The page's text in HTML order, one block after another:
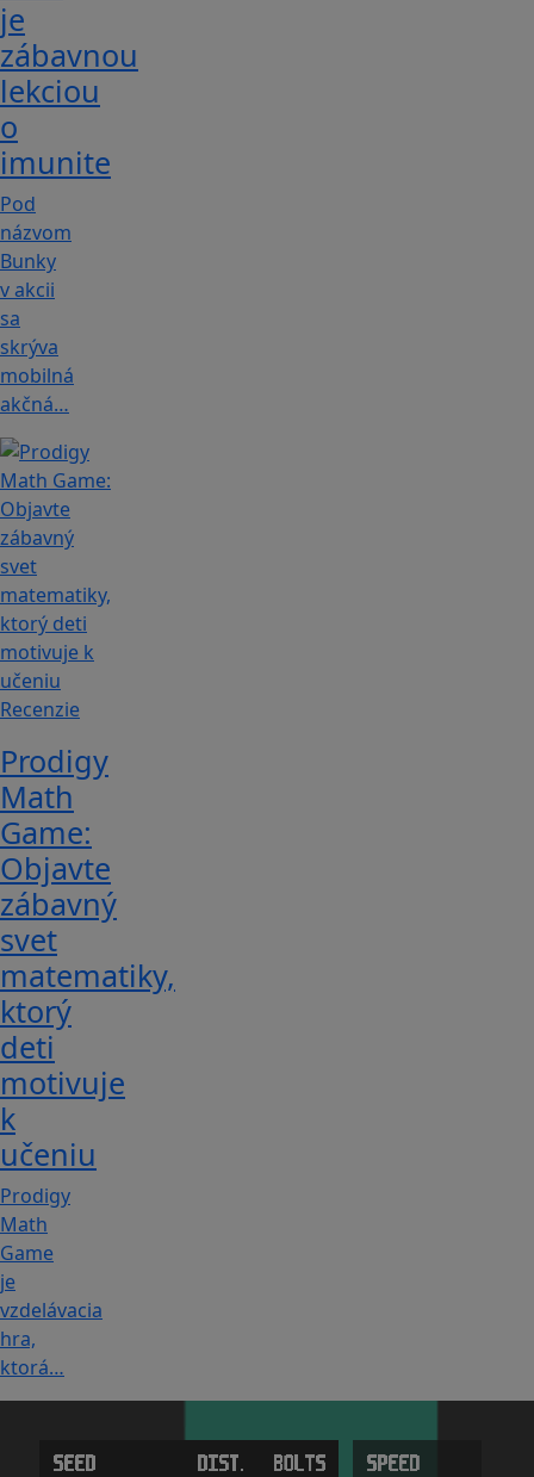
je
zábavnou
lekciou
o
imunite
Pod
názvom
Bunky
v akcii
sa
skrýva
mobilná
akčná…
Recenzie
Prodigy
Math
Game:
Objavte
zábavný
svet
matematiky,
ktorý
deti
motivuje
k
učeniu
Prodigy
Math
Game
je
vzdelávacia
hra,
ktorá…